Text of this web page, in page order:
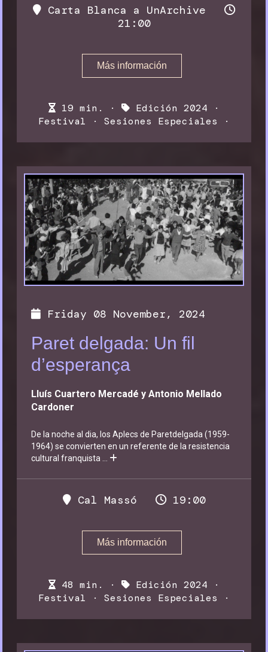
Carta Blanca a UnArchive
21:00
Más información
19 min. · Edición 2024 ·
Festival · Sesiones Especiales ·
Friday 08 November, 2024
Paret delgada: Un fil
d’esperança
Lluís Cuartero Mercadé y Antonio Mellado
Cardoner
De la noche al dia, los Aplecs de Paretdelgada (1959-
1964) se convierten en un referente de la resistencia
cultural franquista
Cal Massó 19:00
Más información
48 min. · Edición 2024 ·
Festival · Sesiones Especiales ·